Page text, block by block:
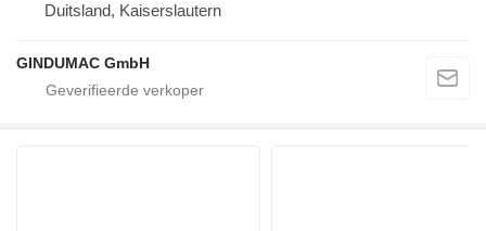
Duitsland, Kaiserslautern
GINDUMAC GmbH